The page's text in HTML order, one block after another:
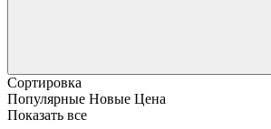
Сортировка
Популярные Новые Цена
Показать все